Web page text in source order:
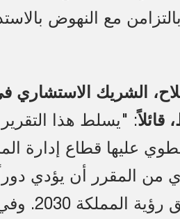
بالتزامن مع النهوض
الشريك الاستشاري
: "يسلط هذا التقرير
عليها قطاع إدارة
من المقرر أن يؤدي
حاسماً في التحول الأوسع